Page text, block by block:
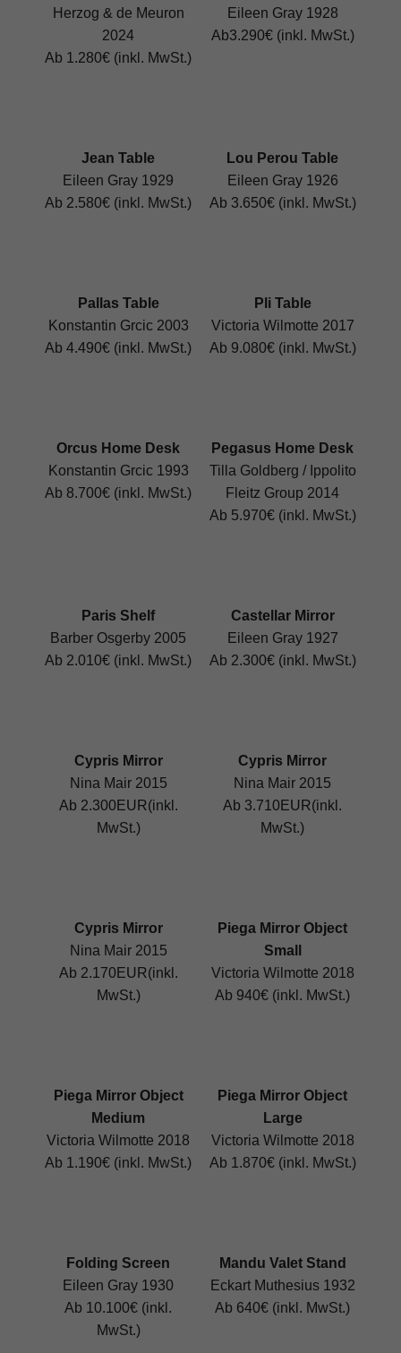
Herzog & de Meuron
2024
Ab 1.280€ (inkl. MwSt.)
Eileen Gray 1928
Ab3.290€ (inkl. MwSt.)
Jean Table
Eileen Gray 1929
Ab 2.580€ (inkl. MwSt.)
Lou Perou Table
Eileen Gray 1926
Ab 3.650€ (inkl. MwSt.)
Pallas Table
Konstantin Grcic 2003
Ab 4.490€ (inkl. MwSt.)
Pli Table
Victoria Wilmotte 2017
Ab 9.080€ (inkl. MwSt.)
Orcus Home Desk
Konstantin Grcic 1993
Ab 8.700€ (inkl. MwSt.)
Pegasus Home Desk
Tilla Goldberg / Ippolito
Fleitz Group 2014
Ab 5.970€ (inkl. MwSt.)
Paris Shelf
Barber Osgerby 2005
Ab 2.010€ (inkl. MwSt.)
Castellar Mirror
Eileen Gray 1927
Ab 2.300€ (inkl. MwSt.)
Cypris Mirror
Nina Mair 2015
Ab 2.300EUR(inkl.
MwSt.)
Cypris Mirror
Nina Mair 2015
Ab 3.710EUR(inkl.
MwSt.)
Cypris Mirror
Nina Mair 2015
Ab 2.170EUR(inkl.
MwSt.)
Piega Mirror Object
Small
Victoria Wilmotte 2018
Ab 940€ (inkl. MwSt.)
Piega Mirror Object
Medium
Victoria Wilmotte 2018
Ab 1.190€ (inkl. MwSt.)
Piega Mirror Object
Large
Victoria Wilmotte 2018
Ab 1.870€ (inkl. MwSt.)
Folding Screen
Eileen Gray 1930
Ab 10.100€ (inkl.
MwSt.)
Mandu Valet Stand
Eckart Muthesius 1932
Ab 640€ (inkl. MwSt.)